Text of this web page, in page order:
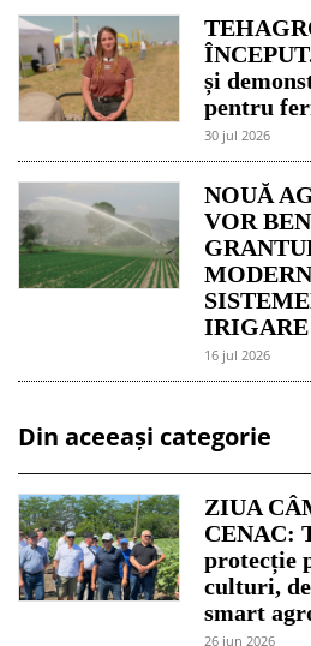
și
pentru
30 jul 2026
NOUĂ
VOR
IRIGARE
16 jul 2026
Din aceeași categorie
ZIUA
CENAC:
protecție
culturi,
smart
26 jun 2026